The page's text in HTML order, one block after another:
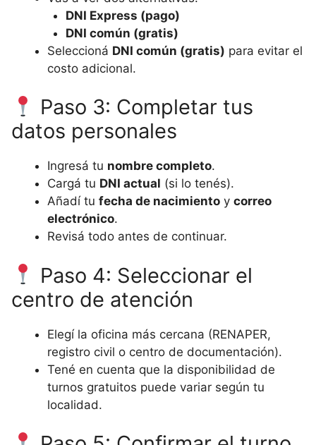
DNI Express (pago)
DNI común (gratis)
Seleccioná DNI común (gratis) para evitar el
costo adicional.
Paso 3: Completar tus
datos personales
Ingresá tu nombre completo.
Cargá tu DNI actual (si lo tenés).
Añadí tu fecha de nacimiento y correo
electrónico.
Revisá todo antes de continuar.
Paso 4: Seleccionar el
centro de atención
Elegí la oficina más cercana (RENAPER,
registro civil o centro de documentación).
Tené en cuenta que la disponibilidad de
turnos gratuitos puede variar según tu
localidad.